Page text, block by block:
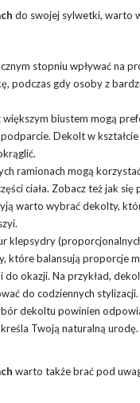
do swojej sylwetki, warto
stopniu wpływać na
podczas gdy osoby z
większym biustem mogą
Dekolt w
ramionach mogą
ciała. Zobacz też jak
warto wybrać dekolty,
klepsydry
balansują proporcje
okazji. Na przykład,
do codziennych stylizacji.
dekoltu powinien
Twoją naturalną
warto także brać pod